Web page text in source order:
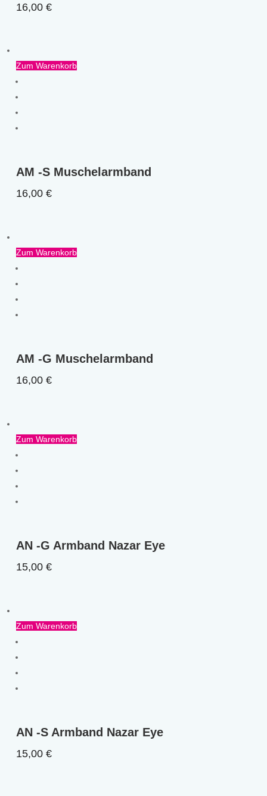
16,00€
Zum Warenkorb
AM -S Muschelarmband
16,00€
Zum Warenkorb
AM -G Muschelarmband
16,00€
Zum Warenkorb
AN -G Armband Nazar Eye
15,00€
Zum Warenkorb
AN -S Armband Nazar Eye
15,00€